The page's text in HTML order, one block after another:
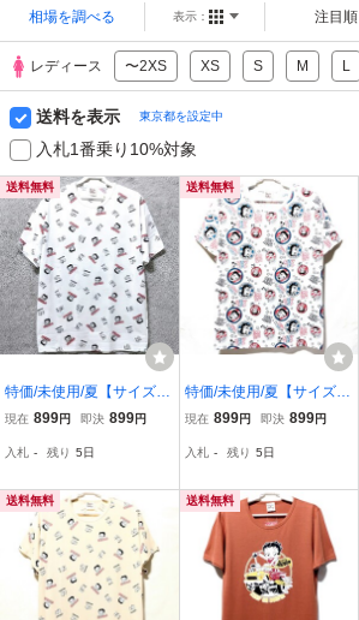
相場を調べる 表示： 注目順
レディース 〜2XS XS S M L
送料を表示 東京都を設定中
入札1番乗り10%対象
送料無料
特価/未使用/夏【サイズ=L
(レディス)】Betty Boop/
半袖/Tシャツ/ビッグシル
ite柄
現在 899円 即決 899円
入札 - 残り 5日
送料無料
特価/未使用/夏【サイズ=L
(レディス)】Betty Boop/
半袖/Tシャツ/ビッグシル
ite柄②
現在 899円 即決 899円
入札 - 残り 5日
送料無料 送料無料